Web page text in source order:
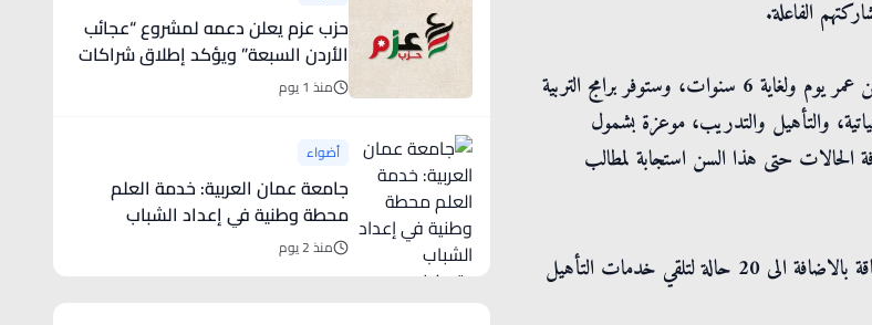
الفاعلة.
وكما أشارت بني مصطفى إلى أن خدمات الوحدة ستشمل الأطفال ذوي الإعاقة من عمر يوم ولغاية 6 سنوات، وستوفر برامج التربية
والتأهيل والتدريب، موعزة بشمول
9 من أعمارهم، واستقبال كافة الحالات حتى هذا السن استجابة لمطالب
وبينت أن الوحدة مجهزة ضمن طاقتها الاستيعابية لاستقبال 60 طفلا من ذوي الإعاقة بالاضافة الى 20 حالة لتلقي خدمات التأهيل
حزب عزم يعلن دعمه لمشروع “عجائب
الأردن السبعة” ويؤكد إطلاق شراكات
وطنية لتعزيز الاقتصاد والسياحة
منذ 1 يوم
أضواء
جامعة عمان العربية: خدمة العلم
محطة وطنية في إعداد الشباب
وتمكينهم
منذ 2 يوم